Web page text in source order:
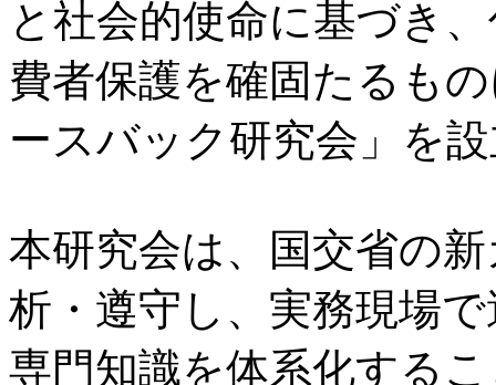
と社会的使命に基づき
費者保護を確固たるも
ースバック研究会 」を
本研究会は、国交省の
析・遵守し、実務現場
専門知識を体系化する